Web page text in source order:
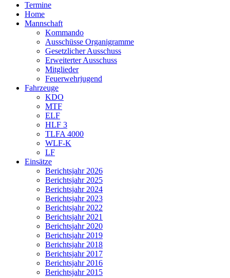
Termine
Home
Mannschaft
Kommando
Ausschüsse Organigramme
Gesetzlicher Ausschuss
Erweiterter Ausschuss
Mitglieder
Feuerwehrjugend
Fahrzeuge
KDO
MTF
ELF
HLF 3
TLFA 4000
WLF-K
LF
Einsätze
Berichtsjahr 2026
Berichtsjahr 2025
Berichtsjahr 2024
Berichtsjahr 2023
Berichtsjahr 2022
Berichtsjahr 2021
Berichtsjahr 2020
Berichtsjahr 2019
Berichtsjahr 2018
Berichtsjahr 2017
Berichtsjahr 2016
Berichtsjahr 2015